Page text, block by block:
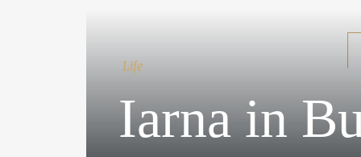
Life
Iarna in